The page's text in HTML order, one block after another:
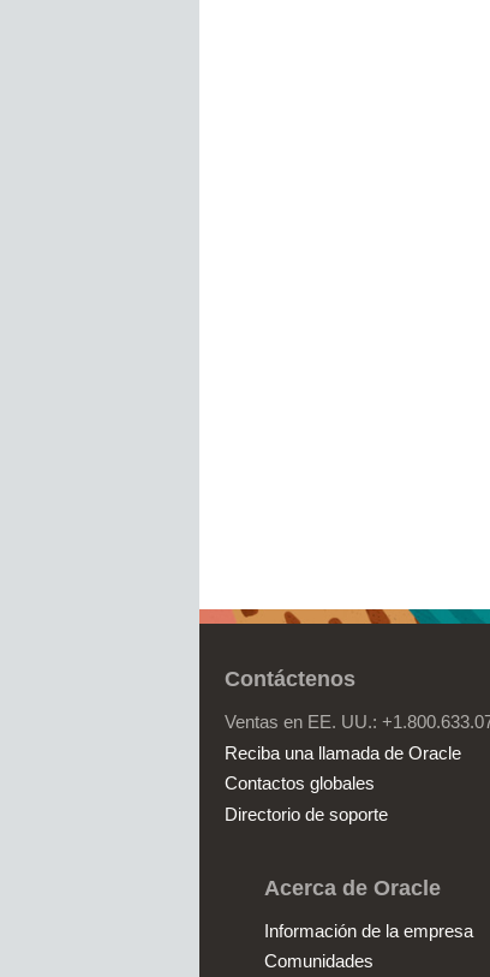
Contáctenos
Ventas en EE. UU.:
Reciba una llamada de Oracle
Contactos globales
Directorio de soporte
Acerca de Oracle
Información de la empresa
Comunidades